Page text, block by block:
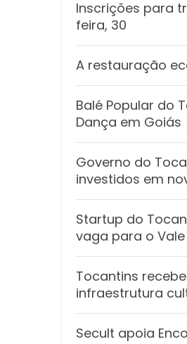
Inscrições para
feira, 30
A restauração
Balé Popular do
Dança em Goiás
Governo do
investidos em
Startup do
vaga para o
Tocantins
infraestrutura
Secult apoia